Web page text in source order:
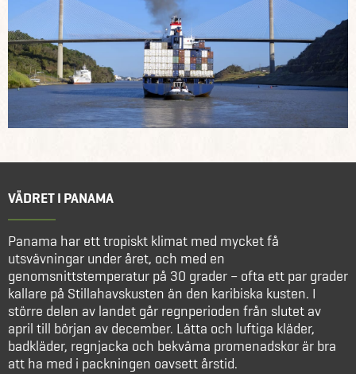
VÄDRET I PANAMA
Panama har ett tropiskt klimat med mycket få
utsvävningar under året, och med en
genomsnittstemperatur på 30 grader – ofta ett par grader
kallare på Stillahavskusten än den karibiska kusten. I
större delen av landet går regnperioden från slutet av
april till början av december. Lätta och luftiga kläder,
badkläder, regnjacka och bekväma promenadskor är bra
att ha med i packningen oavsett årstid.